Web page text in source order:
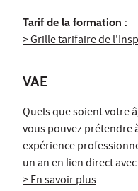
Tarif de la formation :
> Grille tarifaire de
VAE
Quels que soient votre
vous pouvez prétendre
expérience
un an en lien direct
> En savoir plus